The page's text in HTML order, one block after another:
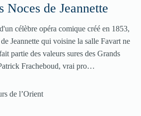
Noces de Jeannette
célèbre opéra comique créé en 1853,
Jeannette qui voisine la salle Favart ne
partie des valeurs sures des Grands
Fracheboud, vrai pro…